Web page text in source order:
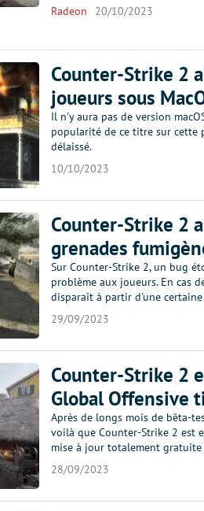
Radeon
20/10/2023
Counter-Strike 2
joueurs sous
Il n'y aura pas de version
popularité de ce titre sur cette
délaissé.
10/10/2023
Counter-Strike 2
grenades
Sur Counter-Strike 2, un bug
problème aux joueurs. En cas
disparaît à partir d'une
29/09/2023
Counter-Strike 2
Global Offensive
Après de longs mois de bêta-
voilà que Counter-Strike 2 est
mise à jour totalement gratuite
28/09/2023